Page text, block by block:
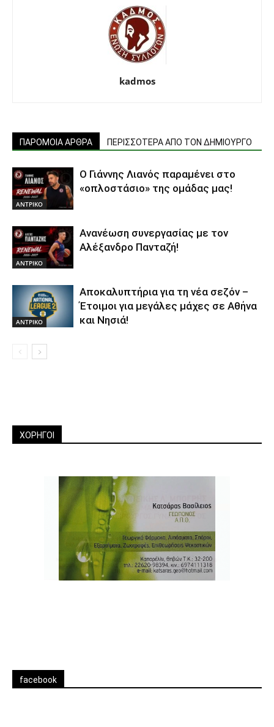
kadmos
ΠΑΡΟΜΟΙΑ ΑΡΘΡΑ ΠΕΡΙΣΣΟΤΕΡΑ ΑΠΟ ΤΟΝ ΔΗΜΙΟΥΡΓΟ
ΑΝTΡΙΚΟ
Ο Γιάννης Λιανός παραμένει στο
«οπλοστάσιο» της ομάδας μας!
ΑΝTΡΙΚΟ
Ανανέωση συνεργασίας με τον
Αλέξανδρο Πανταζή!
ΑΝTΡΙΚΟ
Αποκαλυπτήρια για τη νέα σεζόν –
Έτοιμοι για μεγάλες μάχες σε Αθήνα
και Νησιά!
ΧΟΡΗΓΟΙ
facebook